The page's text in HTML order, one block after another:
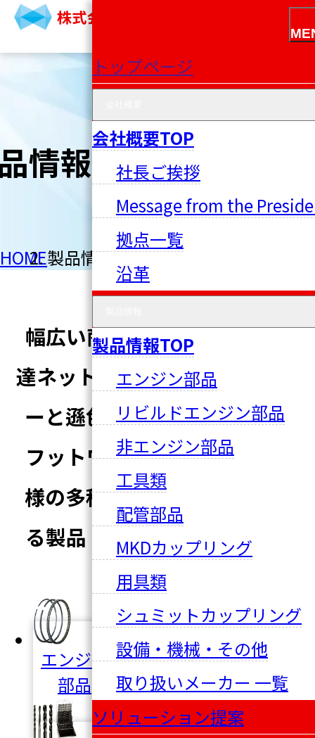
トップページ
会社概要TOP
社長ご挨拶
Message from the
拠点一覧
沿革
製品情報TOP
エンジン部品
リビルドエンジン部品
非エンジン部品
工具類
配管部品
MKDカップリング
用具類
シュミットカップリング
設備・機械・その他
取り扱いメーカー 一覧
ソリューション提案
情報
HOME製品情報
幅広い商品ラインナップ、調
達ネットワーク、そしてメーカ
ーと遜色ない技術ノウハウや
フットワークの良さで、
様の多種多様なご要望に応え
る製品・サービスを提供して
います。
エンジン
部品
リビルド
エンジン
非エンジ
ン
部品